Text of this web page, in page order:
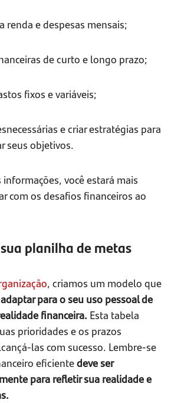
renda e despesas mensais;
de curto e longo prazo;
fixos e variáveis;
e criar estratégias para
seus objetivos.
você estará mais
com os desafios financeiros ao
planilha de metas
, criamos um modelo que
adaptar para o seu uso pessoal de
financeira. Esta tabela
prioridades e os prazos
las com sucesso. Lembre-se
eficientedeve ser
para refletir sua realidade e